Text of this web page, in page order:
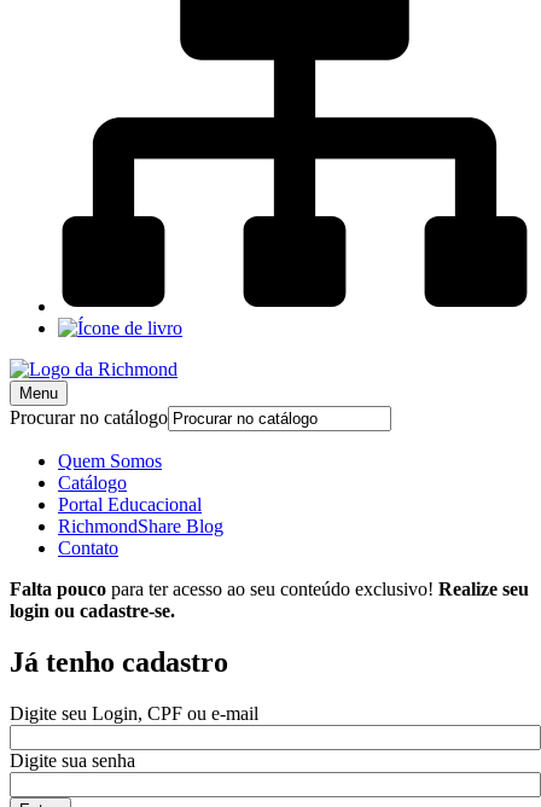
Menu
Procurar no catálogo
Quem Somos
Catálogo
Portal Educacional
RichmondShare Blog
Contato
Falta pouco para ter acesso ao seu conteúdo exclusivo! Realize seu
login ou cadastre-se.
Já tenho cadastro
Digite seu Login, CPF ou e-mail
Digite sua senha